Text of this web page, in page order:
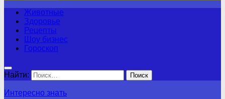
Животные
Здоровье
Рецепты
Шоу бизнес
Гороскоп
Найти:
Интересно знать